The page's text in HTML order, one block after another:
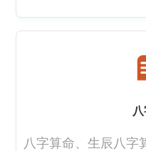
台添加签名，再添加
八字算命、生辰八字